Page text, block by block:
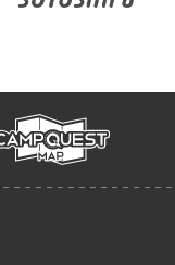
campmap